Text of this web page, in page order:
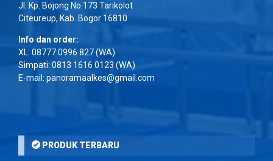
Jl. Kp. Bojong No.173 Tarikolot
Citeureup, Kab. Bogor 16810
Info dan order:
XL: 08777 0996 827(WA)
Simpati: 0813 1616 0123 (WA)
E-mail: panoramaalkes@gmail.com
PRODUK TERBARU